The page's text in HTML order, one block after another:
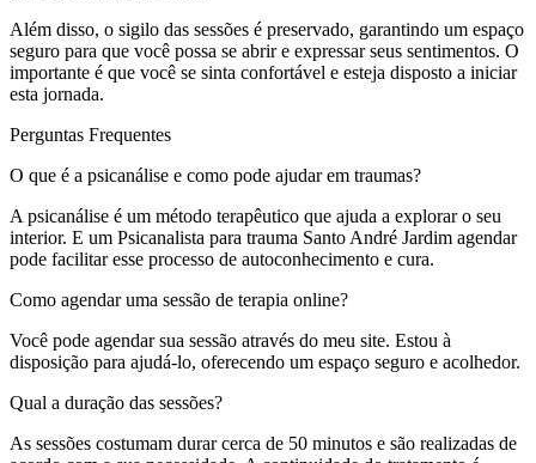
Além disso, o sigilo das sessões é preservado, garantindo um espaço
seguro para que você possa se abrir e expressar seus sentimentos. O
importante é que você se sinta confortável e esteja disposto a iniciar
esta jornada.
Perguntas Frequentes
O que é a psicanálise e como pode ajudar em traumas?
A psicanálise é um método terapêutico que ajuda a explorar o seu
interior. E um Psicanalista para trauma Santo André Jardim agendar
pode facilitar esse processo de autoconhecimento e cura.
Como agendar uma sessão de terapia online?
Você pode agendar sua sessão através do meu site. Estou à
disposição para ajudá-lo, oferecendo um espaço seguro e acolhedor.
Qual a duração das sessões?
As sessões costumam durar cerca de 50 minutos e são realizadas de